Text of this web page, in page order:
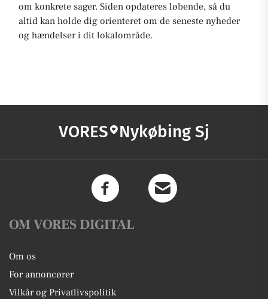
om konkrete sager. Siden opdateres løbende, så du
altid kan holde dig orienteret om de seneste nyheder
og hændelser i dit lokalområde.
VORES Nykøbing Sj
OM VORES DIGITAL
Om os
For annoncører
Vilkår og Privatlivspolitik